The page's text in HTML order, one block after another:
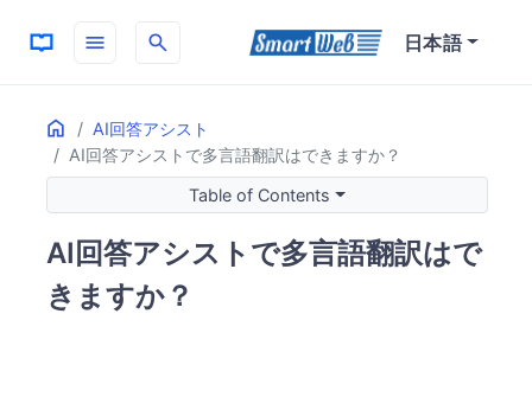
menu search 日本語
Home
AI回答アシスト
AI回答アシストで多言語翻訳はできますか？
ON THIS PAGE
多言語翻訳機能
翻訳＋文体調整
活用シーン
海外顧客への対応
Table of Contents
AI回答アシストで多言語翻訳はで
きますか？